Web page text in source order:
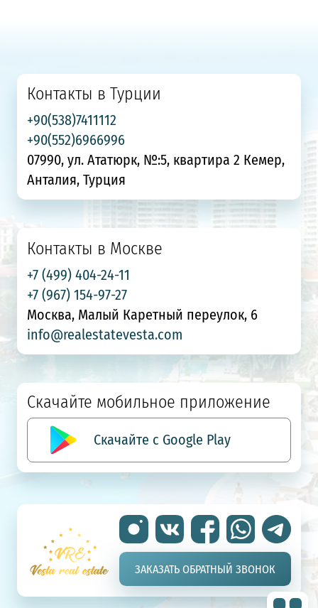
ЗАКАЗАТЬ ОБРАТНЫЙ ЗВОНОК
Контакты в Турции
+90(538)7411112
+90(552)6966996
07990, ул. Ататюрк, №:5, квартира 2 Кемер,
Анталия, Турция
Контакты в Москве
+7 (499) 404-24-11
+7 (967) 154-97-27
Москва, Малый Каретный переулок, 6
info@realestatevesta.com
Скачайте мобильное приложение
Скачайте с Google Play